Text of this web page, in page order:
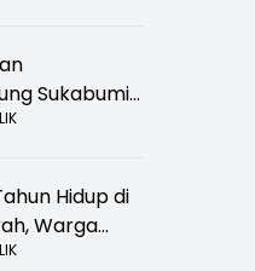
Sukabumi
Bagi
Hidup di
Warga